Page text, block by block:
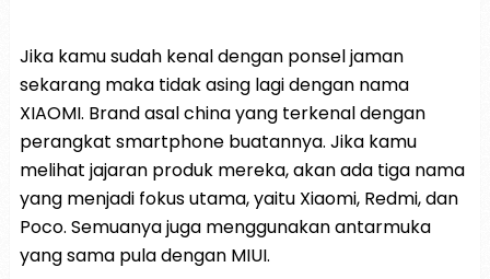
Jika kamu sudah kenal dengan ponsel jaman
sekarang maka tidak asing lagi dengan nama
XIAOMI. Brand asal china yang terkenal dengan
perangkat smartphone buatannya. Jika kamu
melihat jajaran produk mereka, akan ada tiga nama
yang menjadi fokus utama, yaitu Xiaomi, Redmi, dan
Poco. Semuanya juga menggunakan antarmuka
yang sama pula dengan MIUI.